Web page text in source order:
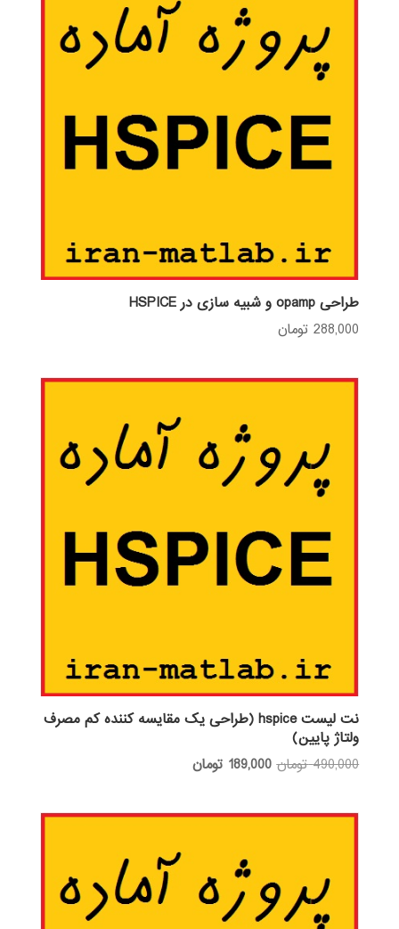
طراحی opamp و شبیه سازی در HSPICE
288,000 تومان
نت لیست hspice (طراحی یک مقایسه کننده کم مصرف
ولتاژ پایین)
490,000 تومان قیمت
189,000 تومانقیمت